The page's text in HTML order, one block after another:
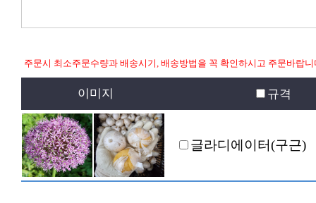
주문시 최소주문수량과 배송시기, 배송방법을 꼭 확인하시고 주문바랍니
이미지 규격
글라디에이터(구근)